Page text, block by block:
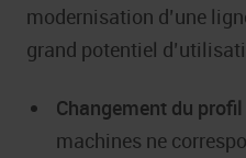
modernisation d’une
grand potentiel
Changement du
machines ne